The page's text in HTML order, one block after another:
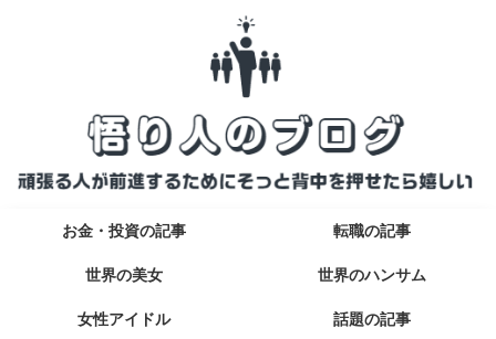
お金・投資の記事 転職の記事
世界の美女 世界のハンサム
女性アイドル 話題の記事